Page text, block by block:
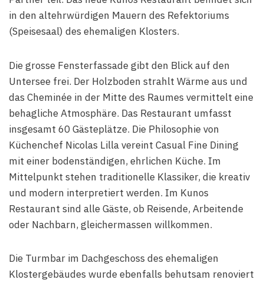
in den altehrwürdigen Mauern des Refektoriums
(Speisesaal) des ehemaligen Klosters.
Die grosse Fensterfassade gibt den Blick auf den
Untersee frei. Der Holzboden strahlt Wärme aus und
das Cheminée in der Mitte des Raumes vermittelt eine
behagliche Atmosphäre. Das Restaurant umfasst
insgesamt 60 Gästeplätze. Die Philosophie von
Küchenchef Nicolas Lilla vereint Casual Fine Dining
mit einer bodenständigen, ehrlichen Küche. Im
Mittelpunkt stehen traditionelle Klassiker, die kreativ
und modern interpretiert werden. Im Kunos
Restaurant sind alle Gäste, ob Reisende, Arbeitende
oder Nachbarn, gleichermassen willkommen.
Die Turmbar im Dachgeschoss des ehemaligen
Klostergebäudes wurde ebenfalls behutsam renoviert